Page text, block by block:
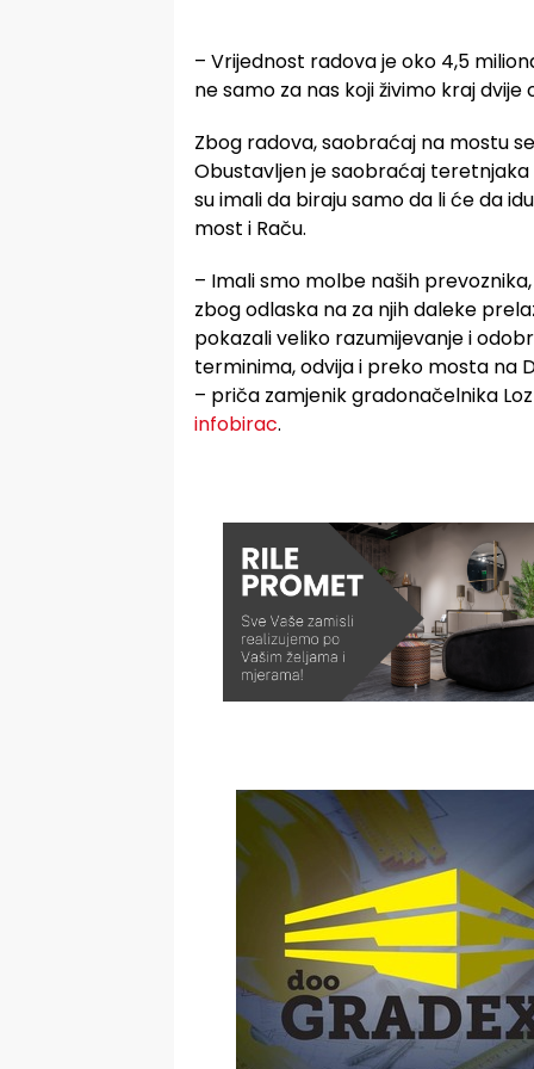
– Vrijednost radova je oko 4,5
ne samo za nas koji živimo kraj
Zbog radova, saobraćaj na mostu
Obustavljen je saobraćaj
su imali da biraju samo da li će da
most i Raču.
– Imali smo molbe naših
zbog odlaska na za njih daleke
pokazali veliko razumijevanje i
terminima, odvija i preko mosta na
– priča zamjenik gradonačelnika
infobirac.